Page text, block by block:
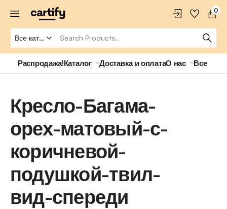
0
Распродажа!Каталог Доставка и оплатаО нас Все о
Кресло-Багама-
орех-матовый-с-
коричневой-
подушкой-твил-
вид-спереди